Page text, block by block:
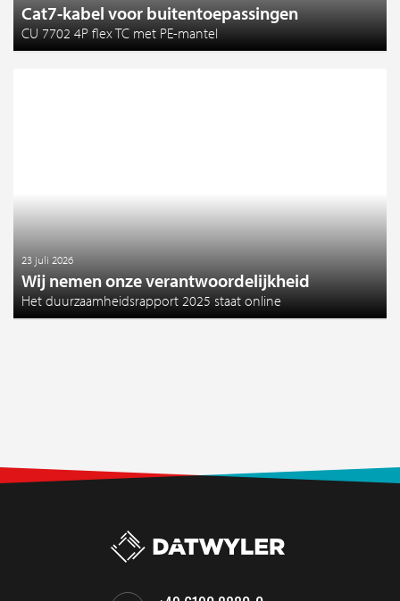
Cat7-kabel voor buitentoepassingen
CU 7702 4P flex TC met PE-mantel
23 juli 2026
Wij nemen onze verantwoordelijkheid
Het duurzaamheidsrapport 2025 staat online